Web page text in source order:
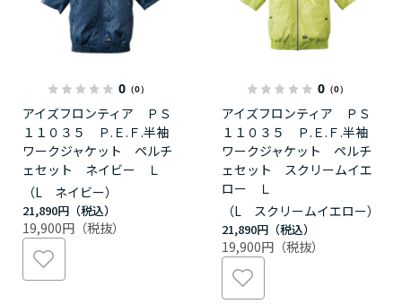
0 （0）
アイズフロンティア ＰＳ
１１０３５ Ｐ.Ｅ.Ｆ.半袖
ワークジャケット ペルチ
ェセット ネイビー Ｌ
（L ネイビー）
21,890円
19,900円
0（0）
アイズフロンティア ＰＳ
１１０３５ Ｐ.Ｅ.Ｆ.半袖
ワークジャケット ペルチ
ェセット スクリームイエ
ロー Ｌ
（L スクリームイエロー）
21,890円
19,900円